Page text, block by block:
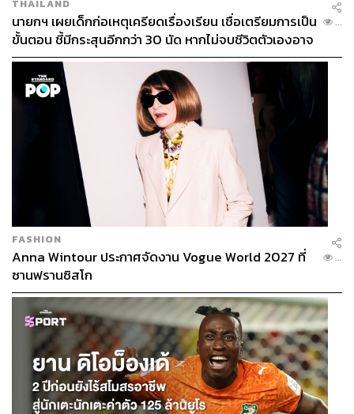
THAILAND
นายกฯ เผยเด็กก่อเหตุเครียดเรื่องเรียน เชื่อเตรียมการเป็น
ขั้นตอน ชี้มีกระสุนอีกกว่า 30 นัด หากไม่จบชีวิตตัวเองอาจ
สูญเสียเพิ่ม
...
FASHION
Anna Wintour ประกาศจัดงาน Vogue World 2027 ที่
ซานฟรานซิสโก
...